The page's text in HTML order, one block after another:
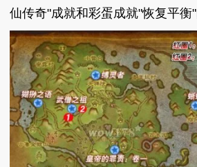
仙传奇"成就和彩蛋成就"恢复平衡"